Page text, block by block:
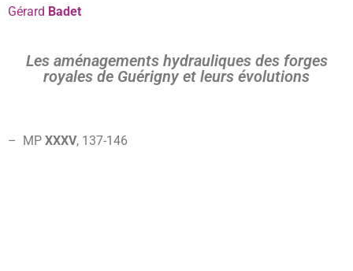
Gérard Badet
Les aménagements hydrauliques des forges
royales de Guérigny et leurs évolutions
– MP XXXV, 137-146